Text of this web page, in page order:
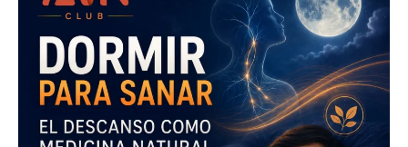
Sanar:
Descanso
como
Natural